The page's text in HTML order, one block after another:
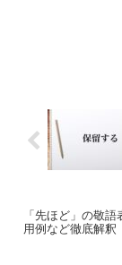
「先ほど」の敬
用例など徹底解釈